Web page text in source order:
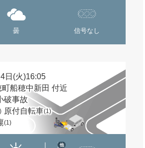
曇 信号なし
日(火)16:05
船穂中新田 付近
破事故
原付自転車(1)
(1)
他